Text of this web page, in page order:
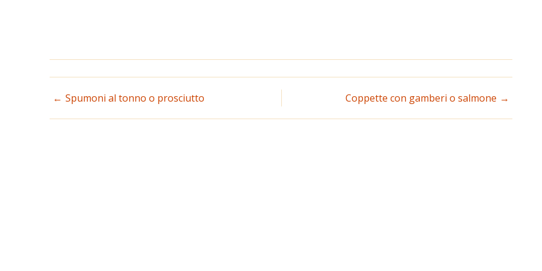
NAVIGAZIONE
Spumoni al tonno o prosciutto Coppette con gamberi o salmone